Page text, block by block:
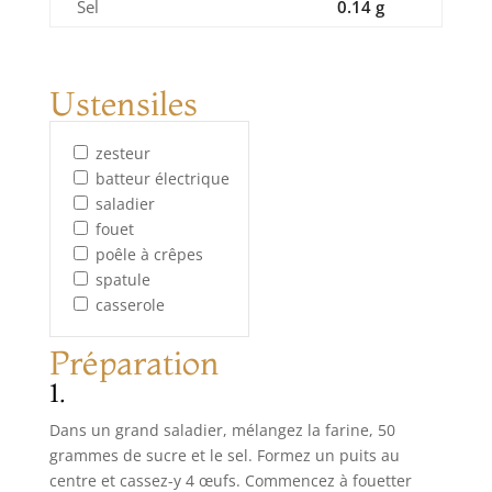
Sel 0.14 g
Ustensiles
zesteur
batteur électrique
saladier
fouet
poêle à crêpes
spatule
casserole
Préparation
1.
Dans un grand saladier, mélangez la farine, 50
grammes de sucre et le sel. Formez un puits au
centre et cassez-y 4 œufs. Commencez à fouetter